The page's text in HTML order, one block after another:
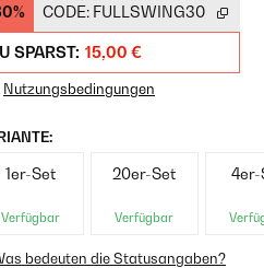
CODE: FULLSWING30
SPARST: 15,00 €
Nutzungsbedingungen
1er-Set
Verfügbar
20er-Set
Verfügbar
4er-
bedeuten die Statusangaben?